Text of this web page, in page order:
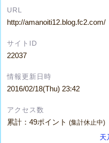
URL
http://amanoiti12.blog.fc2.com/
サイトID
22037
情報更新日時
2016/02/18(Thu) 23:42
アクセス数
累計：49ポイント(集計休止中)
天